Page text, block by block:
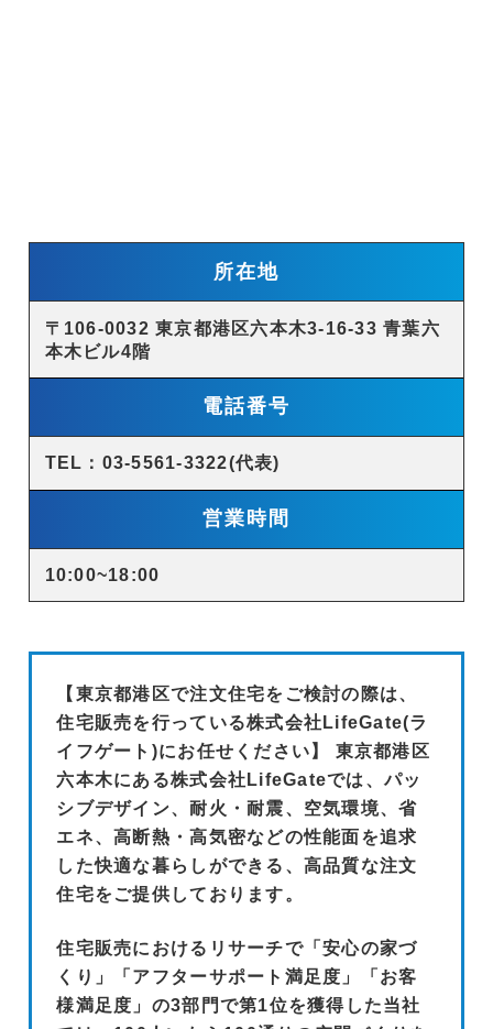
所在地
〒106-0032 東京都港区六本木3-16-33 青葉六
本木ビル4階
電話番号
TEL：03-5561-3322(代表)
営業時間
10:00~18:00
【東京都港区で注文住宅をご検討の際は、
住宅販売を行っている株式会社LifeGate(ラ
イフゲート)にお任せください】 東京都港区
六本木にある株式会社LifeGateでは、パッ
シブデザイン、耐火・耐震、空気環境、省
エネ、高断熱・高気密などの性能面を追求
した快適な暮らしができる、高品質な注文
住宅をご提供しております。
住宅販売におけるリサーチで「安心の家づ
くり」「アフターサポート満足度」「お客
様満足度」の3部門で第1位を獲得した当社